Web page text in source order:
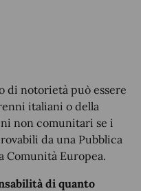
di notorietà può essere
italiani o della
non comunitari se i
da una Pubblica
Comunità Europea.
di quanto